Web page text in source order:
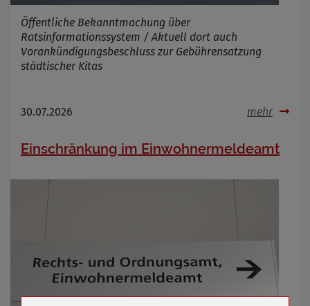
Öffentliche Bekanntmachung über
Ratsinformationssystem / Aktuell dort auch
Vorankündigungsbeschluss zur Gebührensatzung
städtischer Kitas
30.07.2026 mehr
Einschränkung im Einwohnermeldeamt